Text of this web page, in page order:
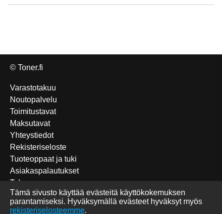
© Toner.fi
Varastotakuu
Noutopalvelu
Toimitustavat
Maksutavat
Yhteystiedot
Rekisteriseloste
Tuoteoppaat ja tuki
Asiakaspalautukset
Takuu
Edulliset Katun-tuotteet
Tulostettavat sudokut
Tämä sivusto käyttää evästeitä käyttökokemuksen
parantamiseksi. Hyväksymällä evästeet hyväksyt myös
rekisteriselosteemme.